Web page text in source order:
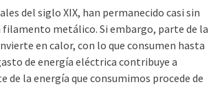
del siglo XIX, han permanecido casi sin
filamento metálico. Si embargo, parte de la
en calor, con lo que consumen hasta
de energía eléctrica contribuye a
la energía que consumimos procede de